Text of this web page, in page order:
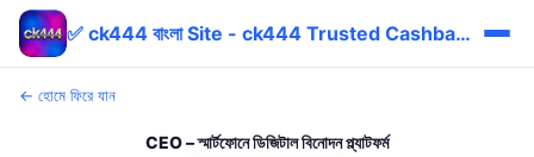
✅ ck444 বাংলা Site - ck444 Trusted Cashback bKash
← হোমে ফিরে যান
CEO – স্মার্টফোনে ডিজিটাল বিনোদন প্ল্যাটফর্ম